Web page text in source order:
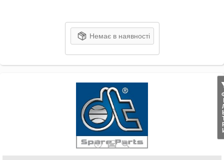
Немає в наявності